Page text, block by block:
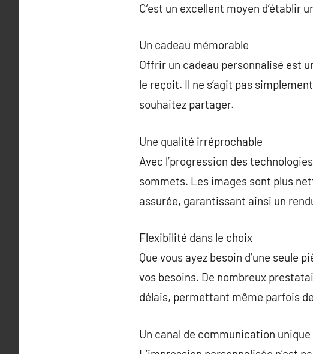
C’est un excellent moyen d’établir
Un cadeau mémorable
Offrir un cadeau personnalisé est
le reçoit. Il ne s’agit pas
souhaitez partager.
Une qualité irréprochable
Avec l’progression des
sommets. Les images sont plus
assurée, garantissant ainsi un
Flexibilité dans le choix
Que vous ayez besoin d’une seule
vos besoins. De nombreux
délais, permettant même parfois
Un canal de communication unique